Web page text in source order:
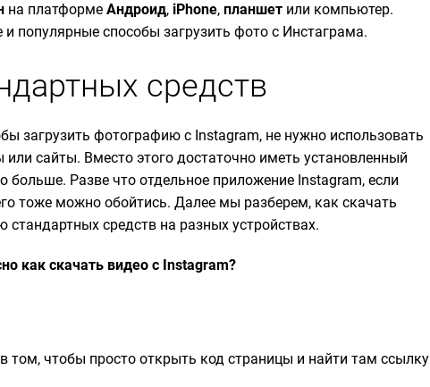
на платформеАндроид, iPhone,планшет или компьютер.
популярные способы загрузить фото с Инстаграма.
средств
загрузить фотографию с Instagram, не нужно использовать
сайты. Вместо этого достаточно иметь установленный
больше. Разве что отдельное приложение Instagram, если
тоже можно обойтись. Далее мы разберем, как скачать
средств на разных устройствах.
как скачать видео с Instagram?
том, чтобы просто открыть код страницы и найти там ссылку